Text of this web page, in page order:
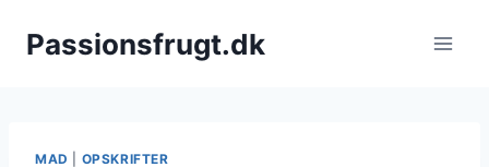
Passionsfrugt.dk
MAD OPSKRIFTER